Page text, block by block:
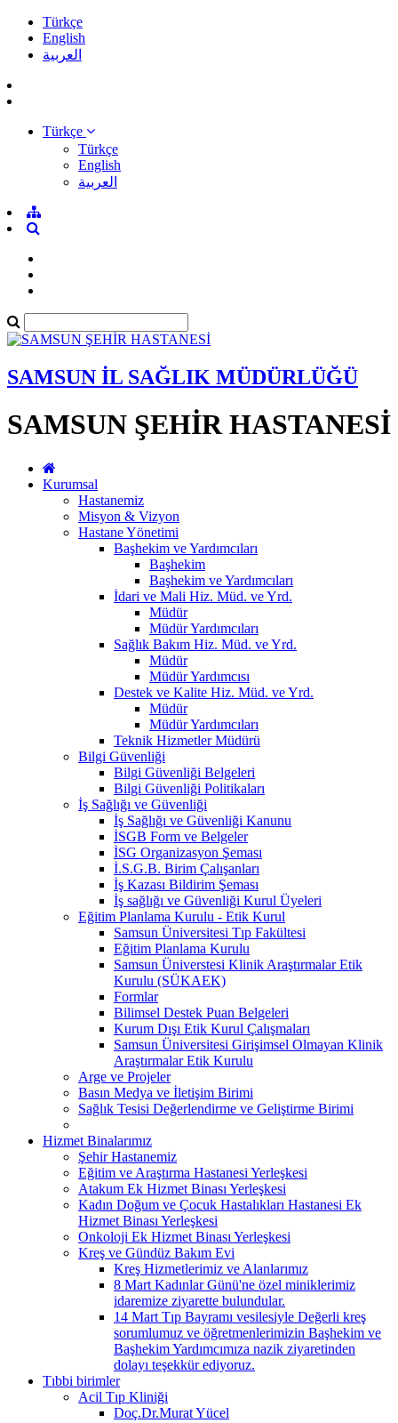
Türkçe
English
العربية
Türkçe
Türkçe
English
العربية
SAMSUN İL SAĞLIK MÜDÜRLÜĞÜ
SAMSUN ŞEHİR HASTANESİ
Kurumsal
Hastanemiz
Misyon & Vizyon
Hastane Yönetimi
Başhekim ve Yardımcıları
Başhekim
Başhekim ve Yardımcıları
İdari ve Mali Hiz. Müd. ve Yrd.
Müdür
Müdür Yardımcıları
Sağlık Bakım Hiz. Müd. ve Yrd.
Müdür
Müdür Yardımcısı
Destek ve Kalite Hiz. Müd. ve Yrd.
Müdür
Müdür Yardımcıları
Teknik Hizmetler Müdürü
Bilgi Güvenliği
Bilgi Güvenliği Belgeleri
Bilgi Güvenliği Politikaları
İş Sağlığı ve Güvenliği
İş Sağlığı ve Güvenliği Kanunu
İSGB Form ve Belgeler
İSG Organizasyon Şeması
İ.S.G.B. Birim Çalışanları
İş Kazası Bildirim Şeması
İş sağlığı ve Güvenliği Kurul Üyeleri
Eğitim Planlama Kurulu - Etik Kurul
Samsun Üniversitesi Tıp Fakültesi
Eğitim Planlama Kurulu
Samsun Üniverstesi Klinik Araştırmalar Etik
Kurulu (SÜKAEK)
Formlar
Bilimsel Destek Puan Belgeleri
Kurum Dışı Etik Kurul Çalışmaları
Samsun Üniversitesi Girişimsel Olmayan Klinik
Araştırmalar Etik Kurulu
Arge ve Projeler
Basın Medya ve İletişim Birimi
Sağlık Tesisi Değerlendirme ve Geliştirme Birimi
Hizmet Binalarımız
Şehir Hastanemiz
Eğitim ve Araştırma Hastanesi Yerleşkesi
Atakum Ek Hizmet Binası Yerleşkesi
Kadın Doğum ve Çocuk Hastalıkları Hastanesi Ek
Hizmet Binası Yerleşkesi
Onkoloji Ek Hizmet Binası Yerleşkesi
Kreş ve Gündüz Bakım Evi
Kreş Hizmetlerimiz ve Alanlarımız
8 Mart Kadınlar Günü'ne özel miniklerimiz
idaremize ziyarette bulundular.
14 Mart Tıp Bayramı vesilesiyle Değerli kreş
sorumlumuz ve öğretmenlerimizin Başhekim ve
Başhekim Yardımcımıza nazik ziyaretinden
dolayı teşekkür ediyoruz.
Tıbbi birimler
Acil Tıp Kliniği
Doç.Dr.Murat Yücel